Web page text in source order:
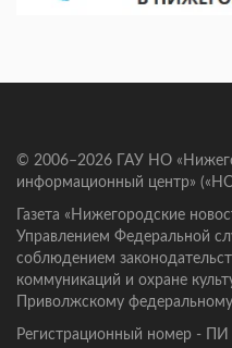
© 2006–2026 ГАУ НО
информационный центр»
Газета «Нижегородские
Управлением Федеральной
соблюдением
коммуникаций и охране
Приволжскому
Регистрационный номер -